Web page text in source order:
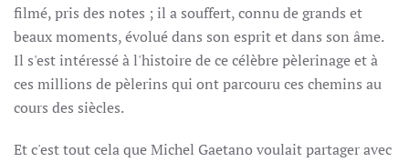
filmé, pris des notes ; il a souffert, connu de grands et
beaux moments, évolué dans son esprit et dans son âme.
Il s'est intéressé à l'histoire de ce célèbre pèlerinage et à
ces millions de pèlerins qui ont parcouru ces chemins au
cours des siècles.
Et c'est tout cela que Michel Gaetano voulait partager avec